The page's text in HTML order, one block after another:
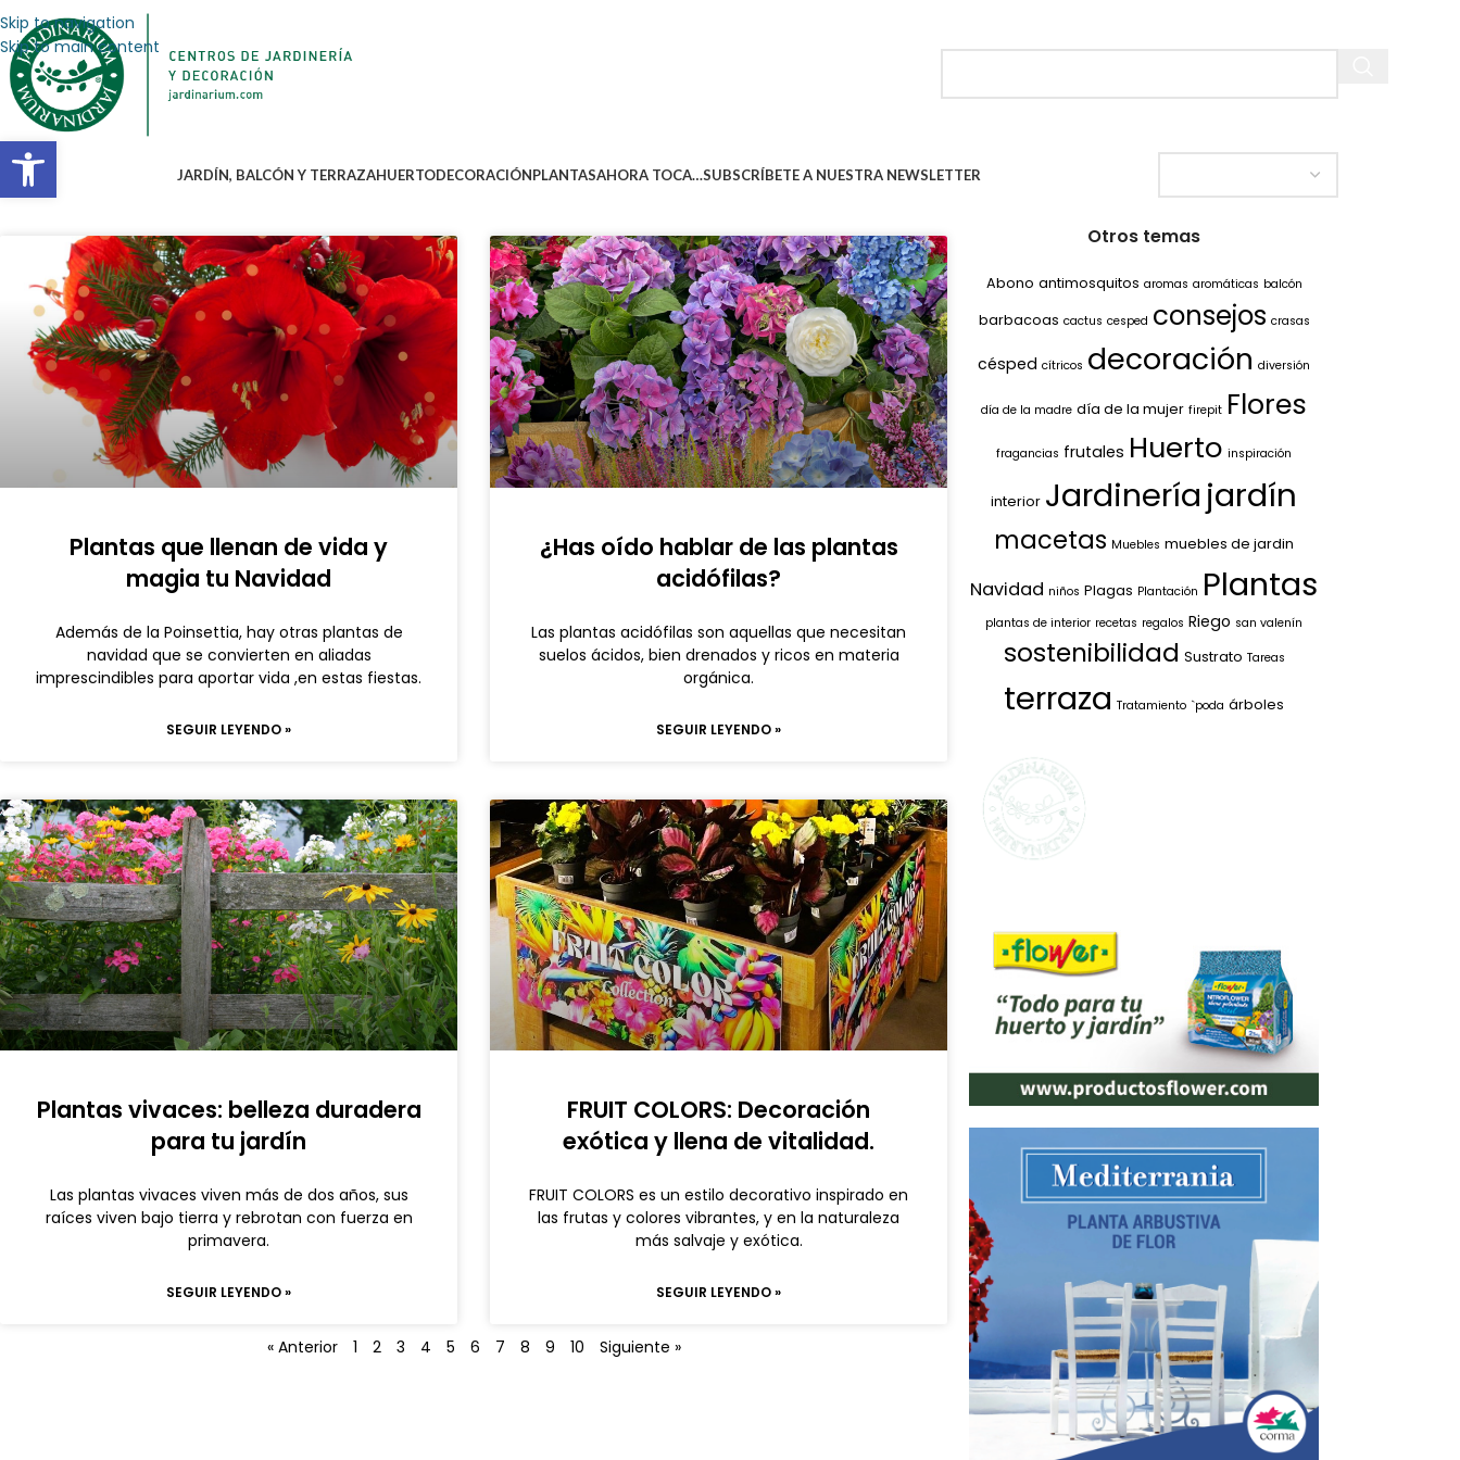
Abrir barra de herramientas
Skip to navigation
Skip to main content
JARDÍN, BALCÓN Y TERRAZAHUERTODECORACIÓNPLANTASAHORA TOCA…SUBSCRÍBETE A NUESTRA NEWSLETTER
Plantas que llenan de vida y
magia tu Navidad
Además de la Poinsettia, hay otras plantas de
navidad que se convierten en aliadas
imprescindibles para aportar vida ,en estas fiestas.
SEGUIR LEYENDO »
¿Has oído hablar de las plantas
acidófilas?
Las plantas acidófilas son aquellas que necesitan
suelos ácidos, bien drenados y ricos en materia
orgánica.
SEGUIR LEYENDO »
Plantas vivaces: belleza duradera
para tu jardín
Las plantas vivaces viven más de dos años, sus
raíces viven bajo tierra y rebrotan con fuerza en
primavera.
SEGUIR LEYENDO »
FRUIT COLORS: Decoración
exótica y llena de vitalidad.
FRUIT COLORS es un estilo decorativo inspirado en
las frutas y colores vibrantes, y en la naturaleza
más salvaje y exótica.
SEGUIR LEYENDO »
« Anterior 1 2 3 4 5 6 7 8 9 10 Siguiente »
Otros temas
Abono antimosquitos aromas aromáticas balcón
barbacoas cactus cesped consejos crasas
césped cítricos decoración diversión
día de la madre día de la mujer firepit Flores
fragancias frutales Huerto inspiración
interior Jardinería jardín
macetas Muebles muebles de jardin
Navidad niños Plagas Plantación Plantas
plantas de interior recetas regalos Riego san valenín
sostenibilidad Sustrato Tareas
terraza Tratamiento `poda árboles